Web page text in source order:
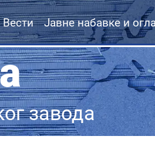
Вести Јавне набавке и
завода